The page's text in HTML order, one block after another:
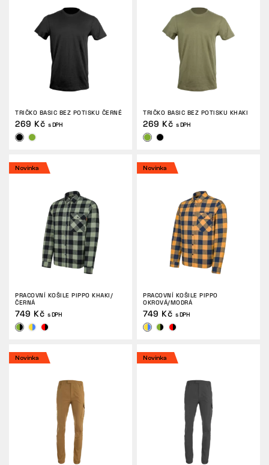
TRIČKO BASIC BEZ POTISKU ČERNÉ
269 Kč s DPH
TRIČKO BASIC BEZ POTISKU KHAKI
269 Kč s DPH
Novinka
PRACOVNÍ KOŠILE PIPPO KHAKI/
ČERNÁ
749 Kč s DPH
Novinka
PRACOVNÍ KOŠILE PIPPO
OKROVÁ/MODRÁ
749 Kč s DPH
Novinka Novinka